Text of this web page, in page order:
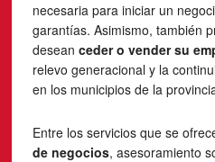
necesaria para iniciar un
garantías. Asimismo, también
desean ceder o vender su
relevo generacional y la
en los municipios de la
Entre los servicios que se
de negocios, asesoramiento